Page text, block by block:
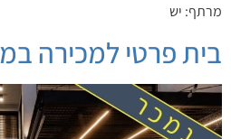
מרתף: יש
בית פרטי למכירה